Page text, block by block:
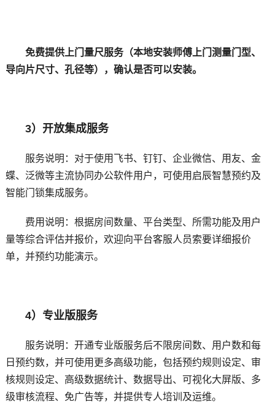
免费提供上门量尺服务（本地安装师傅上门测量门型、
导向片尺寸、孔径等），确认是否可以安装。
3）开放集成服务
服务说明：对于使用飞书、钉钉、企业微信、用友、金
蝶、泛微等主流协同办公软件用户，可使用启辰智慧预约及
智能门锁集成服务。
费用说明：根据房间数量、平台类型、所需功能及用户
量等综合评估并报价，欢迎向平台客服人员索要详细报价
单，并预约功能演示。
4）专业版服务
服务说明：开通专业版服务后不限房间数、用户数和每
日预约数，并可使用更多高级功能，包括预约规则设定、审
核规则设定、高级数据统计、数据导出、可视化大屏版、多
级审核流程、免广告等，并提供专人培训及运维。